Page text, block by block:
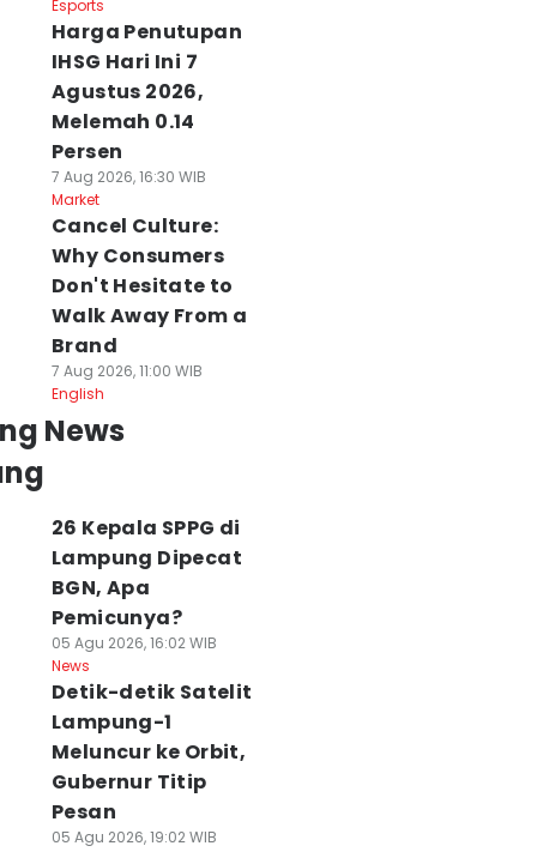
Esports
Harga Penutupan
IHSG Hari Ini 7
Agustus 2026,
Melemah 0.14
Persen
7 Aug 2026, 16:30 WIB
Market
Cancel Culture:
Why Consumers
Don't Hesitate to
Walk Away From a
Brand
7 Aug 2026, 11:00 WIB
English
News
26 Kepala SPPG di
Lampung Dipecat
BGN, Apa
Pemicunya?
05 Agu 2026, 16:02 WIB
News
Detik-detik Satelit
Lampung-1
Meluncur ke Orbit,
Gubernur Titip
Pesan
05 Agu 2026, 19:02 WIB